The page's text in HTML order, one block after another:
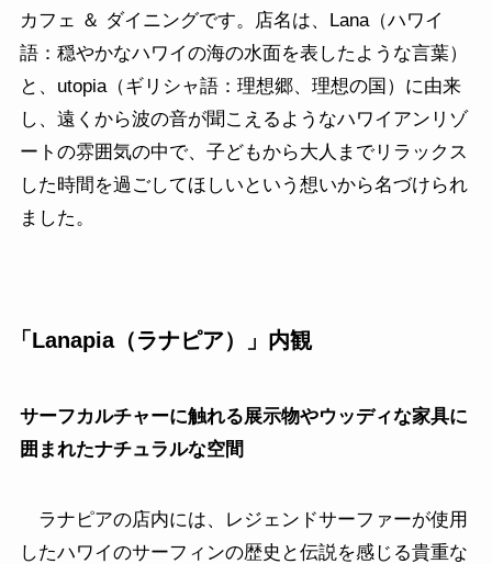
カフェ ＆ ダイニングです。店名は、Lana（ハワイ
語：穏やかなハワイの海の⽔⾯を表したような⾔葉）
と、utopia（ギリシャ語：理想郷、理想の国）に由来
し、遠くから波の⾳が聞こえるようなハワイアンリゾ
ートの雰囲気の中で、子どもから⼤⼈までリラックス
した時間を過ごしてほしいという想いから名づけられ
ました。
「Lanapia（ラナピア）」内観
サーフカルチャーに触れる展示物やウッディな家具に
囲まれたナチュラルな空間
ラナピアの店内には、レジェンドサーファーが使用
したハワイのサーフィンの歴史と伝説を感じる貴重な